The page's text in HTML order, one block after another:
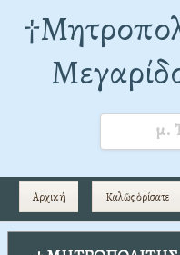
μ.
Αρχική Καλῶς ὁρίσατε